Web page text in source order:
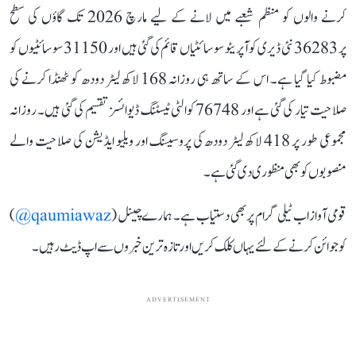
کرنے والوں کو منظم شعبے میں لانے کے لیے مارچ 2026 تک گاؤں کی سطح
پر 36283 نئی ڈیری کوآپریٹو سوسائٹیاں قائم کی گئی ہیں اور 31150 سوسائٹیوں کو
مضبوط کیا گیا ہے۔ اس کے ساتھ ہی روزانہ 168 لاکھ لیٹر دودھ کو ٹھنڈا کرنے کی
صلاحیت تیار کی گئی ہے اور 76748 کوالٹی ٹیسٹنگ ڈیوائسز تقسیم کی گئی ہیں۔ روزانہ
مجموعی طور پر 418 لاکھ لیٹر دودھ کی پروسیسنگ اور ویلیو ایڈیشن کی صلاحیت والے
منصوبوں کو بھی منظوری دی گئی ہے۔
قومی آواز اب ٹیلی گرام پر بھی دستیاب ہے۔ ہمارے چینل (qaumiawaz@
)
کو جوائن کرنے کے لئے یہاں کلک کریں اور تازہ ترین خبروں سے اپ ڈیٹ رہیں۔
ADVERTISEMENT